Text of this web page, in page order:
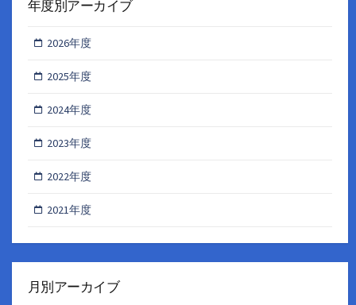
年度別アーカイブ
2026年度
2025年度
2024年度
2023年度
2022年度
2021年度
月別アーカイブ